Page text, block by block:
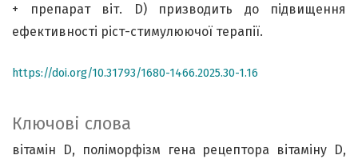
Ключові слова
вітамін D
поліморфізм гена рецептора вітаміну D
+ препарат віт. D) призводить до підвищення
ефективності ріст-стимулюючої терапії.
https://doi.org/10.31793/1680-1466.2025.30-1.16